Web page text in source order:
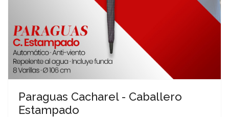
Paraguas Cacharel - Caballero
Estampado